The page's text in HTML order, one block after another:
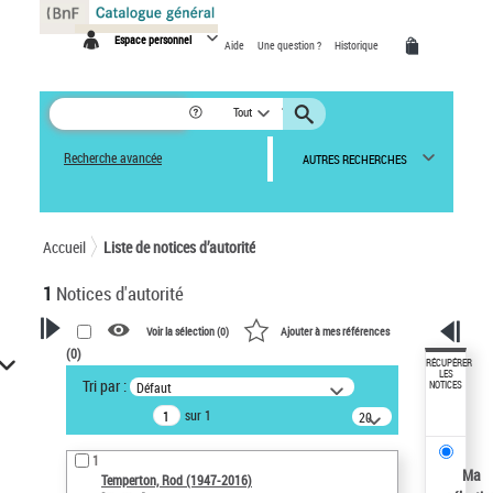
Espace personnel Aide Une question ? Historique
Tout
Recherche avancée AUTRES RECHERCHES
Accueil Liste de notices d’autorité
1 Notices d'autorité
VOTRE RECHERCHE
Recherche avancée dans les
notices d’autorité
Œuvres liées à l'auteur :
Temperton, Rod (1947-2016)
Voir la sélection (0) Ajouter à mes références
(0)
Tri par : Défaut
sur 1
20
résultats/page
1
Temperton, Rod (1947-2016)
RÉCUPÉRER
LES
NOTICES
Ma
Panneau de gestion des cookies